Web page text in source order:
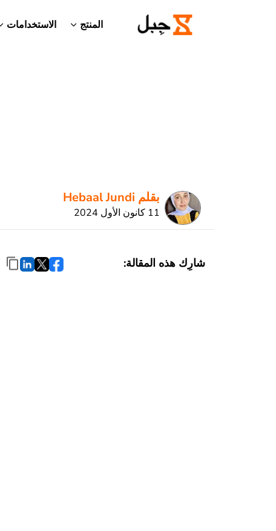
المنتج الاستخدامات
بقلم Hebaal Jundi
11 كانون الأول 2024
شارِك هذه المقالة: